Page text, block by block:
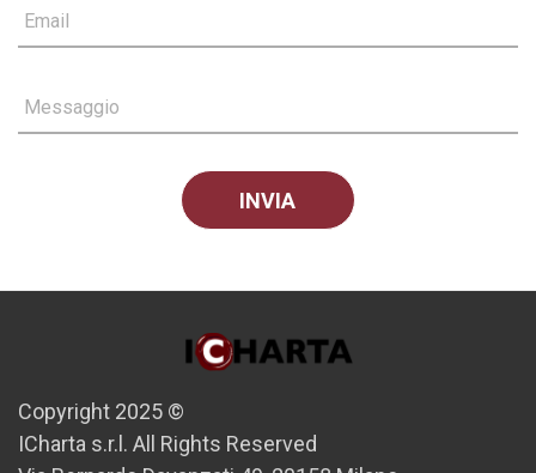
Email
Messaggio
Copyright 2025 ©
ICharta s.r.l. All Rights Reserved